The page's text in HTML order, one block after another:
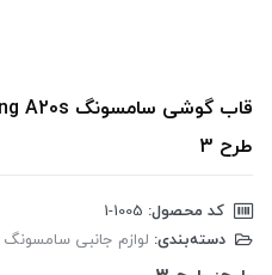
طرح 3
کد محصول:
دسته‌بندی: لوازم جانبی سامسونگ